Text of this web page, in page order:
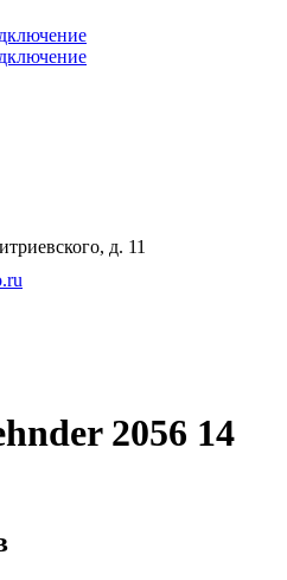
д. 11
2056 14